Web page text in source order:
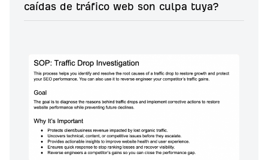
caídas de tráfico web son culpa tuya?